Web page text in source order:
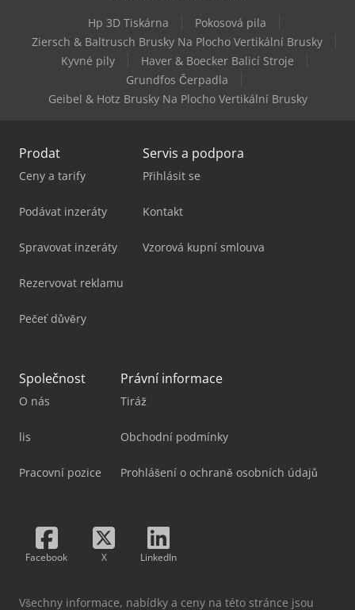
Linde R20G
Linde T20S
Hp 3D Tiskárna
Pokosová pila
Ziersch & Baltrusch Brusky Na Plocho Vertikální Brusky
Kyvné pily
Haver & Boecker Balicí Stroje
Grundfos Čerpadla
Geibel & Hotz Brusky Na Plocho Vertikální Brusky
Prodat
Ceny a tarify
Podávat inzeráty
Spravovat inzeráty
Rezervovat reklamu
Pečeť důvěry
Servis a podpora
Přihlásit se
Kontakt
Vzorová kupní smlouva
Společnost
O nás
lis
Pracovní pozice
Právní informace
Tiráž
Obchodní podmínky
Prohlášení o ochraně osobních údajů
Facebook X LinkedIn
Všechny informace, nabídky a ceny na této stránce jsou